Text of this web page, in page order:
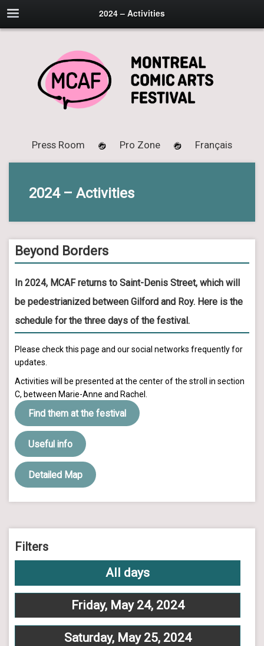
2024 – Activities
Press Room Pro Zone Français
2024 – Activities
Beyond Borders
In 2024, MCAF returns to Saint-Denis Street, which will
be pedestrianized between Gilford and Roy. Here is the
schedule for the three days of the festival.
Please check this page and our social networks frequently for
updates.
Activities will be presented at the center of the stroll in section
C, between Marie-Anne and Rachel.
Find them at the festival
Useful info
Detailed Map
Filters
All days
Friday, May 24, 2024
Saturday, May 25, 2024